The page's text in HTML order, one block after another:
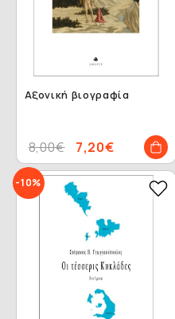
Αξονική βιογραφία
7,20€
8,00€
-10%